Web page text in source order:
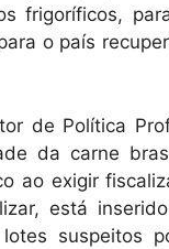
frigoríficos,
o país
de Política
da carne
ao exigir
está
suspeitos